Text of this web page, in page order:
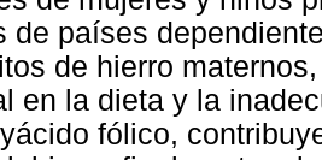
de países
de hierro
en la dieta y la
fólico,